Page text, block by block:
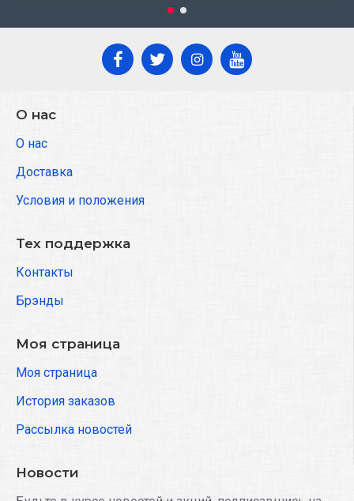
О нас
О нас
Доставка
Условия и положения
Тех поддержка
Контакты
Брэнды
Моя страница
Моя страница
История заказов
Рассылка новостей
Новости